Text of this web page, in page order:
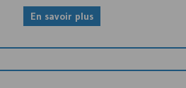
En savoir plus